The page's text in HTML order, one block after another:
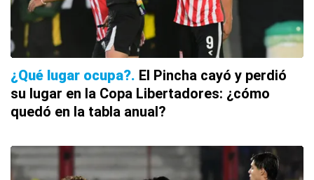
¿Qué lugar ocupa? El Pincha cayó y perdió
su lugar en la Copa Libertadores: ¿cómo
quedó en la tabla anual?